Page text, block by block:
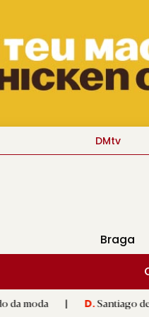
DMtv
Braga
| D.Santiago de